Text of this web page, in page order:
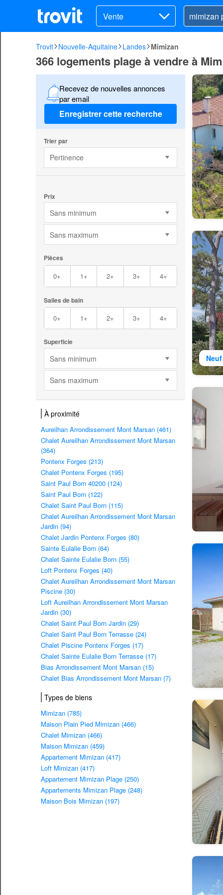
Vente
Trovit Nouvelle-Aquitaine Landes Mimizan
366 logements plage à vendre à
Recevez de nouvelles annonces
par email
Enregistrer cette recherche
Trier par
Pertinence
Prix
Sans minimum
Sans maximum
Pièces
0+ 1+ 2+ 3+ 4+
Salles de bain
0+ 1+ 2+ 3+ 4+
Superficie
Sans minimum
Sans maximum
À proximité
Aureilhan Arrondissement Mont Marsan (461)
Chalet Aureilhan Arrondissement Mont Marsan
(364)
Pontenx Forges (213)
Chalet Pontenx Forges (195)
Saint Paul Born 40200 (124)
Saint Paul Born (122)
Chalet Saint Paul Born (115)
Chalet Aureilhan Arrondissement Mont Marsan
Jardin (94)
Chalet Jardin Pontenx Forges (80)
Sainte Eulalie Born (64)
Chalet Sainte Eulalie Born (55)
Loft Pontenx Forges (40)
Chalet Aureilhan Arrondissement Mont Marsan
Piscine (30)
Loft Aureilhan Arrondissement Mont Marsan
Jardin (30)
Chalet Saint Paul Born Jardin (29)
Chalet Saint Paul Born Terrasse (24)
Chalet Piscine Pontenx Forges (17)
Chalet Sainte Eulalie Born Terrasse (17)
Bias Arrondissement Mont Marsan (15)
Chalet Bias Arrondissement Mont Marsan (7)
Types de biens
Mimizan (785)
Maison Plain Pied Mimizan (466)
Chalet Mimizan (466)
Maison Mimizan (459)
Appartement Mimizan (417)
Loft Mimizan (417)
Appartement Mimizan Plage (250)
Appartements Mimizan Plage (248)
Maison Bois Mimizan (197)
Neuf